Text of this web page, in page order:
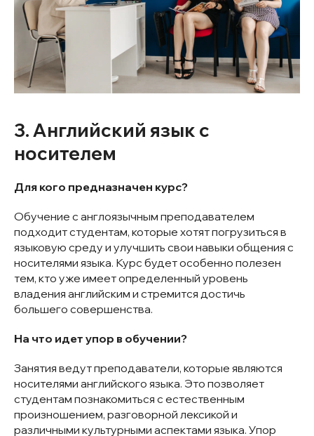
3. Английский язык с
носителем
Для кого предназначен курс?
Обучение с англоязычным преподавателем
подходит студентам, которые хотят погрузиться в
языковую среду и улучшить свои навыки общения с
носителями языка. Курс будет особенно полезен
тем, кто уже имеет определенный уровень
владения английским и стремится достичь
большего совершенства.
На что идет упор в обучении?
Занятия ведут преподаватели, которые являются
носителями английского языка. Это позволяет
студентам познакомиться с естественным
произношением, разговорной лексикой и
различными культурными аспектами языка. Упор